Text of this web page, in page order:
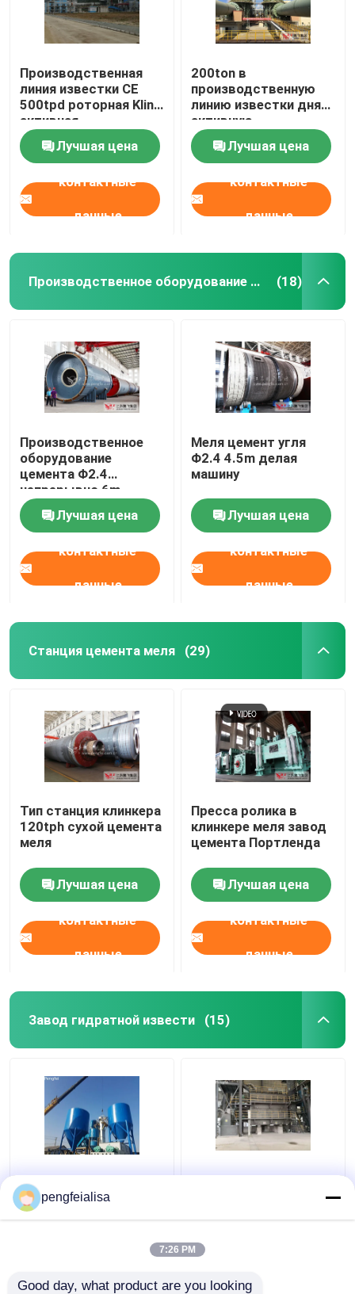
Производственная
линия известки CE
500tpd роторная Klin
активная
Лучшая цена
контактные
данные
200ton в
производственную
линию известки дня
активную
Лучшая цена
контактные
данные
Производственное оборудование цемента (18)
Производственное
оборудование
цемента Φ2.4
непрерывно 6m
Лучшая цена
контактные
данные
Меля цемент угля
Φ2.4 4.5m делая
машину
Лучшая цена
контактные
данные
Станция цемента меля (29)
Тип станция клинкера
120tph сухой цемента
меля
Лучшая цена
контактные
данные
Пресса ролика в
клинкере меля завод
цемента Портленда
Лучшая цена
контактные
данные
Завод гидратной извести (15)
Известка Pengfei
быстрая завод
гидратной извести
контактные
Негашеная известь и
контактные
pengfeialisa
7:26 PM
Good day, what product are you looking